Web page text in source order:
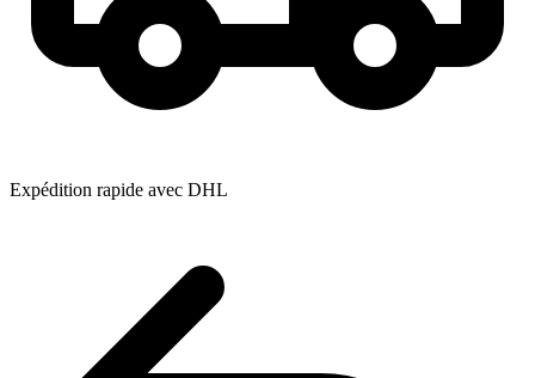
Expédition rapide avec DHL